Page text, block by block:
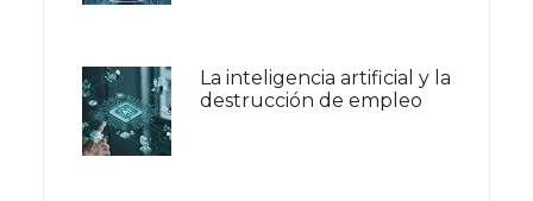
La inteligencia artificial y la
destrucción de empleo